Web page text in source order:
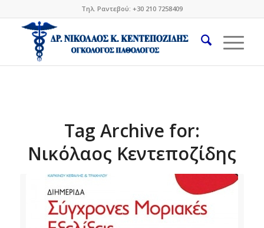
Τηλ. Ραντεβού: +30 210 7258409
Tag Archive for:
Νικόλαος Κεντεποζίδης